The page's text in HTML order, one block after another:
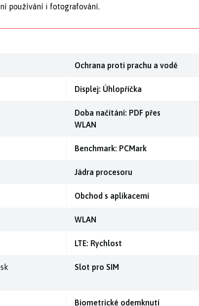
používání i fotografování.
Ochrana proti prachu a vodě
Displej: Úhlopříčka
Doba načítání: PDF přes
WLAN
Benchmark: PCMark
Jádra procesoru
Obchod s aplikacemi
WLAN
LTE: Rychlost
Slot pro SIM
Biometrické odemknutí